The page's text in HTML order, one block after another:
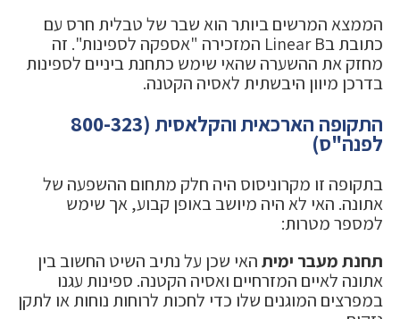
הממצא המרשים ביותר הוא שבר של טבלית חרס עם
כתובת בLinear B המזכירה "אספקה לספינות". זה
מחזק את ההשערה שהאי שימש כתחנת ביניים לספינות
בדרכן מיוון היבשתית לאסיה הקטנה.
התקופה הארכאית והקלאסית (800-323
לפנה"ס)
בתקופה זו מקרוניסוס היה חלק מתחום ההשפעה של
אתונה. האי לא היה מיושב באופן קבוע, אך שימש
למספר מטרות:
תחנת מעבר ימיתהאי שכן על נתיב השיט החשוב בין
אתונה לאיים המזרחיים ואסיה הקטנה. ספינות עגנו
במפרצים המוגנים שלו כדי לחכות לרוחות נוחות או לתקן